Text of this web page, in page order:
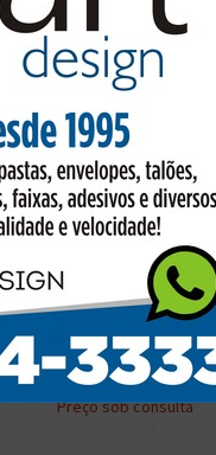
FAIXA 150cmx70cm
Preço sob consulta
BANNER 70cmX90cm
Preço sob consulta